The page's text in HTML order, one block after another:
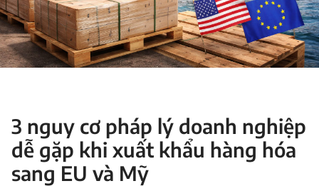
3 nguy cơ pháp lý doanh nghiệp
dễ gặp khi xuất khẩu hàng hóa
sang EU và Mỹ